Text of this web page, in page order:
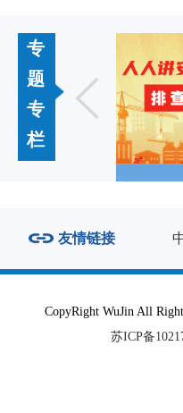
专
题
专
栏
友情链接
CopyRight WuJin All
苏ICP备